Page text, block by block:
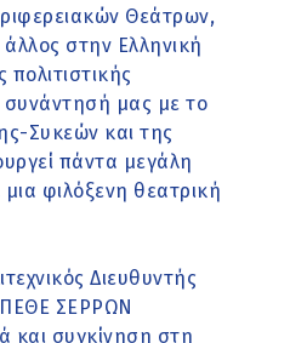
Θεάτρων,
άλλος στην Ελληνική
μας με το
Συκεών και της
πάντα μεγάλη
φιλόξενη θεατρική
Διευθυντής
ΣΕΡΡΩΝ
και συγκίνηση στη